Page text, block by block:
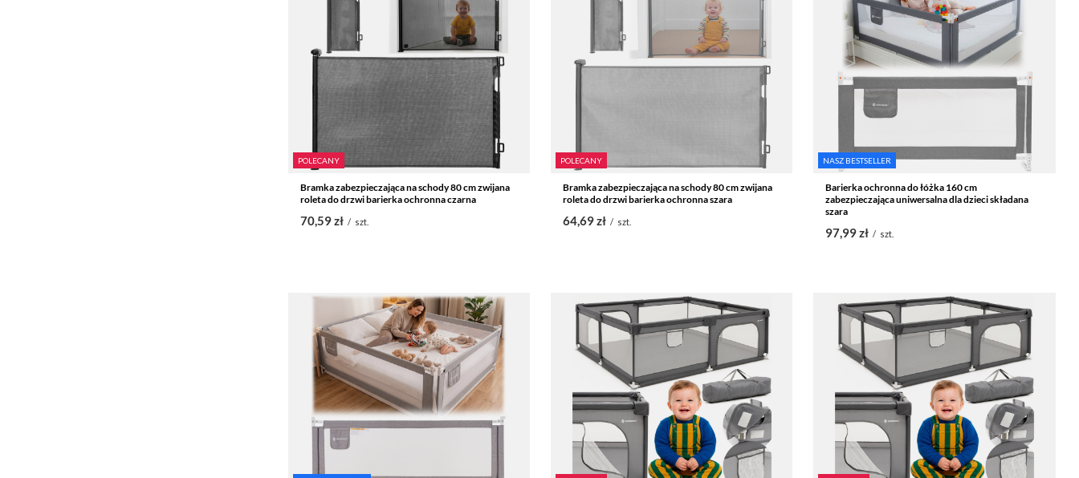
POLECANY
Bramka zabezpieczająca na schody 80 cm zwijana
roleta do drzwi barierka ochronna czarna
70,59 zł / szt.
POLECANY
Bramka zabezpieczająca na schody 80 cm zwijana
roleta do drzwi barierka ochronna szara
64,69 zł / szt.
NASZ BESTSELLER
Barierka ochronna do łóżka 160 cm
zabezpieczająca uniwersalna dla dzieci składana
szara
97,99 zł / szt.